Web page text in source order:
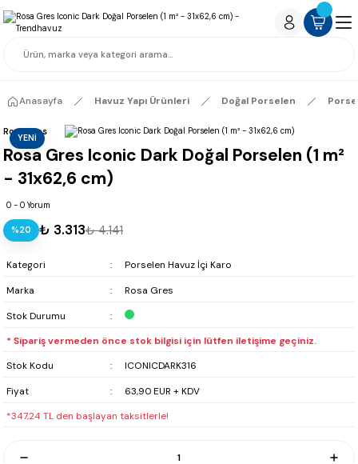
Anasayfa Havuz Yapı Ürünleri Doğal Porselen
YENİ
Rosa Gres
Rosa Gres Iconic Dark Doğal Porselen (1 m²
- 31x62,6 cm)
0 - 0 Yorum
%20 ₺ 3.313₺ 4.141
Kategori
Porselen Havuz İçi Karo
Marka
Rosa Gres
Stok Durumu
* Sipariş vermeden önce stok bilgisi için lütfen iletişime geçiniz.
Stok Kodu
ICONICDARK316
Fiyat
63,90 EUR + KDV
*347,24 TL den başlayan taksitlerle!